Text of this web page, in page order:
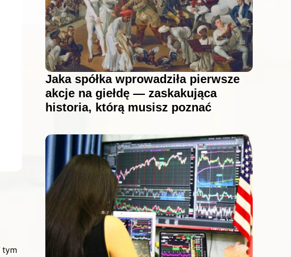
tym
Jaka spółka wprowadziła pierwsze
akcje na giełdę — zaskakująca
historia, którą musisz poznać